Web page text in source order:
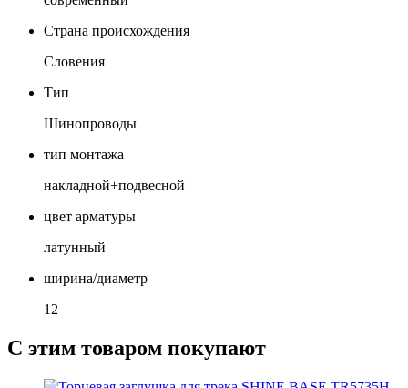
Страна происхождения
Словения
Тип
Шинопроводы
тип монтажа
накладной+подвесной
цвет арматуры
латунный
ширина/диаметр
12
С этим товаром покупают